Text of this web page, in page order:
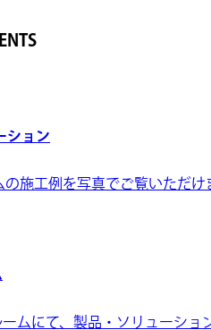
ション
の施工例を写真でご覧いただけ
ムにて、製品・ソリューショ